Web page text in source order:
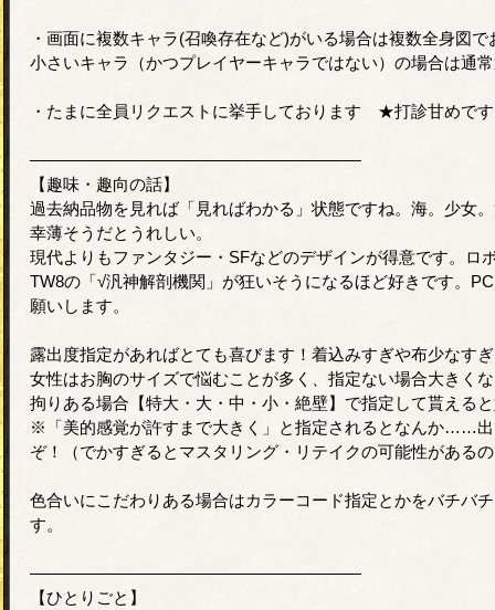
・画面に複数キャラ(召喚存在など)がいる場合は複数全身図
小さいキャラ（かつプレイヤーキャラではない）の場合は通
・たまに全員リクエストに挙手しております ★打診甘めで
――――――――――――――――――――
【趣味・趣向の話】
過去納品物を見れば「見ればわかる」状態ですね。海。少女
幸薄そうだとうれしい。
現代よりもファンタジー・SFなどのデザインが得意です。ロ
TW8の「√汎神解剖機関」が狂いそうになるほど好きです。
願いします。
露出度指定があればとても喜びます！着込みすぎや布少なす
女性はお胸のサイズで悩むことが多く、指定ない場合大きく
拘りある場合【特大・大・中・小・絶壁】で指定して貰える
※「美的感覚が許すまで大きく」と指定されるとなんか……
ぞ！（でかすぎるとマスタリング・リテイクの可能性がある
色合いにこだわりある場合はカラーコード指定とかをバチバ
す。
――――――――――――――――――――
【ひとりごと】